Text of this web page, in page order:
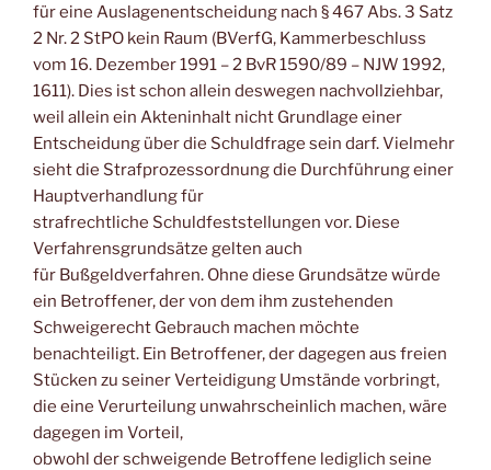
für eine Auslagenentscheidung nach § 467 Abs. 3 Satz
2 Nr. 2 StPO kein Raum (BVerfG, Kammerbeschluss
vom 16. Dezember 1991 – 2 BvR 1590/89 – NJW 1992,
1611). Dies ist schon allein deswegen nachvollziehbar,
weil allein ein Akteninhalt nicht Grundlage einer
Entscheidung über die Schuldfrage sein darf. Vielmehr
sieht die Strafprozessordnung die Durchführung einer
Hauptverhandlung für
strafrechtliche Schuldfeststellungen vor. Diese
Verfahrensgrundsätze gelten auch
für Bußgeldverfahren. Ohne diese Grundsätze würde
ein Betroffener, der von dem ihm zustehenden
Schweigerecht Gebrauch machen möchte
benachteiligt. Ein Betroffener, der dagegen aus freien
Stücken zu seiner Verteidigung Umstände vorbringt,
die eine Verurteilung unwahrscheinlich machen, wäre
dagegen im Vorteil,
obwohl der schweigende Betroffene lediglich seine